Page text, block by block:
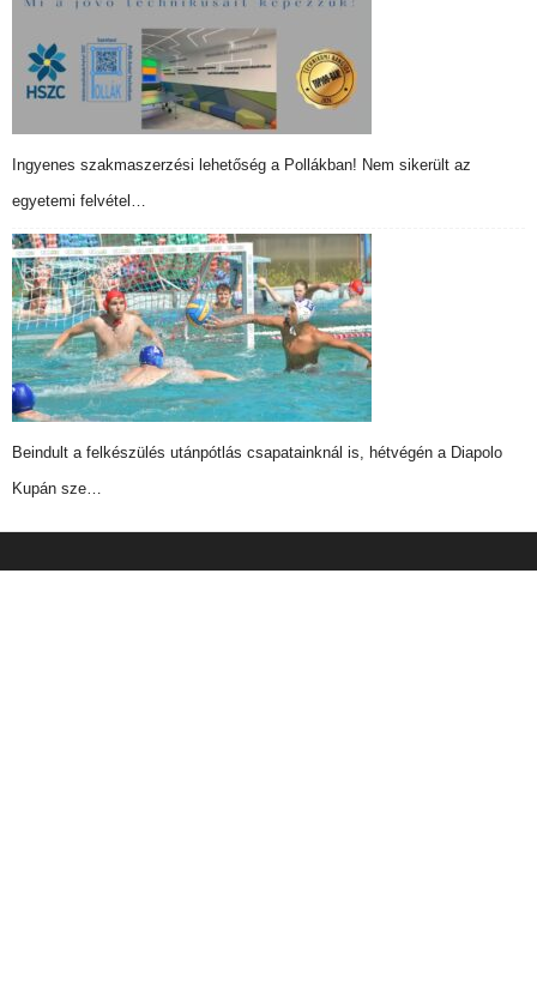
Ingyenes szakmaszerzési lehetőség a Pollákban! Nem sikerült az
egyetemi felvétel…
Beindult a felkészülés utánpótlás csapatainknál is, hétvégén a Diapolo
Kupán sze…